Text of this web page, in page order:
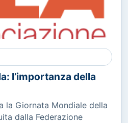
l’importanza della
la Giornata Mondiale della
dalla Federazione